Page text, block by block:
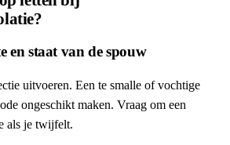
en staat van de spouw
uitvoeren. Een te smalle of vochtige
ongeschikt maken. Vraag om een
als je twijfelt.